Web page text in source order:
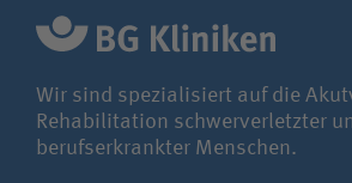
Wir sind spezialisiert auf die
Rehabilitation schwerverletzter
berufserkrankter Menschen.